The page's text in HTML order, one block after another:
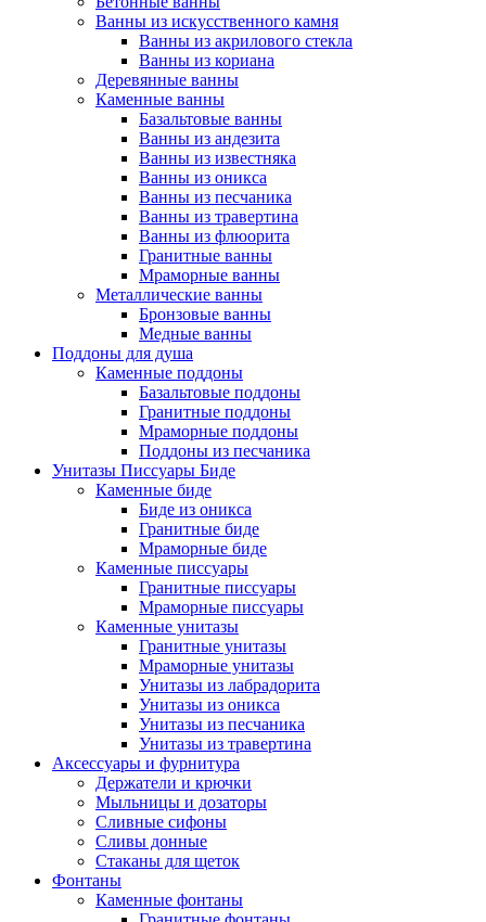
Ванны из искусственного камня
Ванны из акрилового стекла
Ванны из кориана
Деревянные ванны
Каменные ванны
Базальтовые ванны
Ванны из андезита
Ванны из известняка
Ванны из оникса
Ванны из песчаника
Ванны из травертина
Ванны из флюорита
Гранитные ванны
Мраморные ванны
Металлические ванны
Бронзовые ванны
Медные ванны
Поддоны для душа
Каменные поддоны
Базальтовые поддоны
Гранитные поддоны
Мраморные поддоны
Поддоны из песчаника
Унитазы Писсуары Биде
Каменные биде
Биде из оникса
Гранитные биде
Мраморные биде
Каменные писсуары
Гранитные писсуары
Мраморные писсуары
Каменные унитазы
Гранитные унитазы
Мраморные унитазы
Унитазы из лабрадорита
Унитазы из оникса
Унитазы из песчаника
Унитазы из травертина
Аксессуары и фурнитура
Держатели и крючки
Мыльницы и дозаторы
Сливные сифоны
Сливы донные
Стаканы для щеток
Фонтаны
Каменные фонтаны